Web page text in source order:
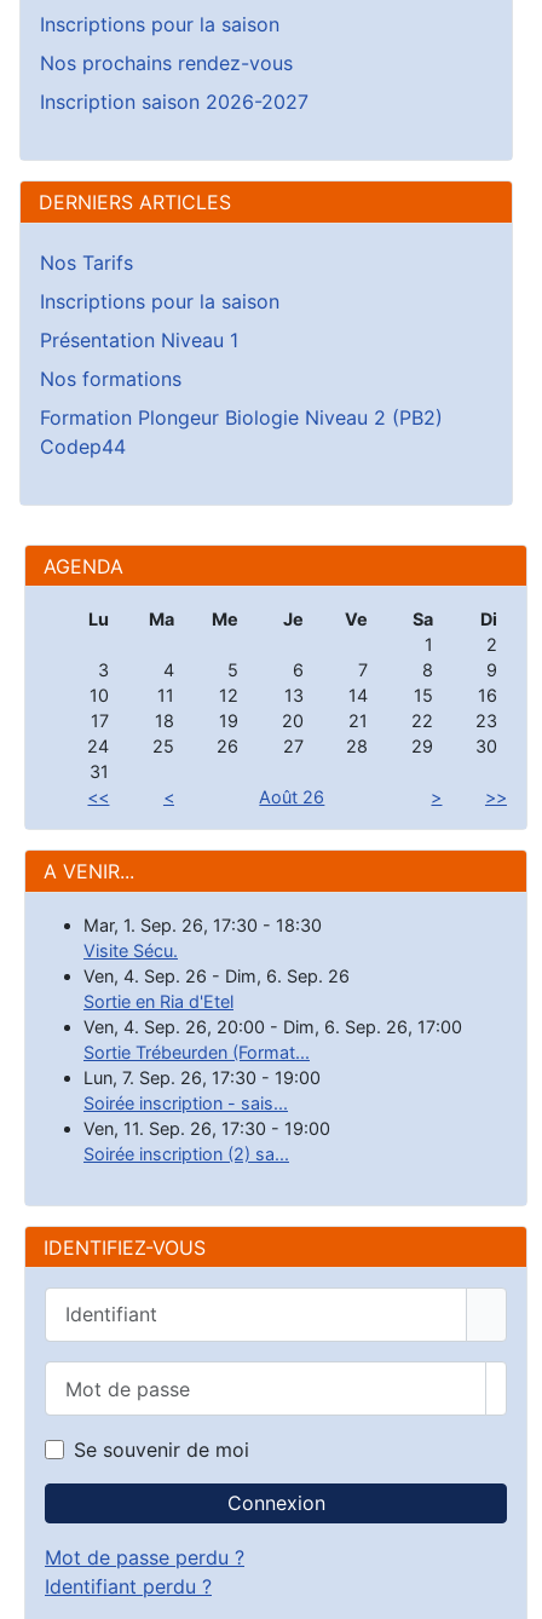
AGENDA
Lu Ma Me Je Ve Sa
Di
1
2
3
4 5 6 7 8
9
10
11 12 13 14 15
16
17
18 19 20 21 22
23
24
25 26 27 28 29
30
31
<<
< Août 26 > >>
A VENIR...
Mar, 1. Sep. 26, 17:30 - 18:30
Visite Sécu.
Ven, 4. Sep. 26 - Dim, 6. Sep. 26
Sortie en Ria d'Etel
Ven, 4. Sep. 26, 20:00 - Dim, 6. Sep. 26, 17:00
Sortie Trébeurden (Format...
Lun, 7. Sep. 26, 17:30 - 19:00
Soirée inscription - sais...
Ven, 11. Sep. 26, 17:30 - 19:00
Soirée inscription (2) sa...
IDENTIFIEZ-VOUS
Se souvenir de moi
Connexion
Mot de passe perdu ?
Identifiant perdu ?
Inscriptions pour la saison
Nos prochains rendez-vous
Inscription saison 2026-2027
DERNIERS ARTICLES
Nos Tarifs
Inscriptions pour la saison
Présentation Niveau 1
Nos formations
Formation Plongeur Biologie Niveau 2 (PB2)
Codep44